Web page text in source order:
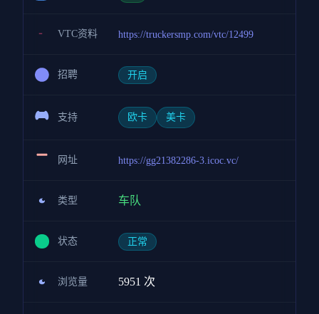
VTC资料 https://truckersmp.com/vtc/12499
招聘 开启
支持 欧卡 美卡
网址 https://gg21382286-3.icoc.vc/
类型 车队
状态 正常
浏览量 5951 次